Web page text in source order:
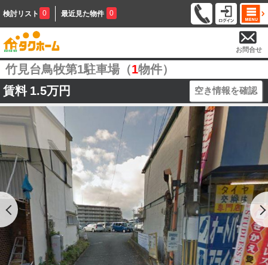
検討リスト 0 最近見た物件 0
お問合せ
竹見台鳥牧第1駐車場（1物件）
賃料 1.5万円 空き情報を確認